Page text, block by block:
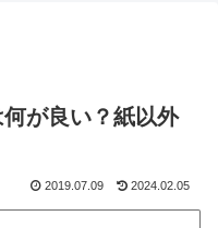
が良い？紙以外
2019.07.09 2024.02.05